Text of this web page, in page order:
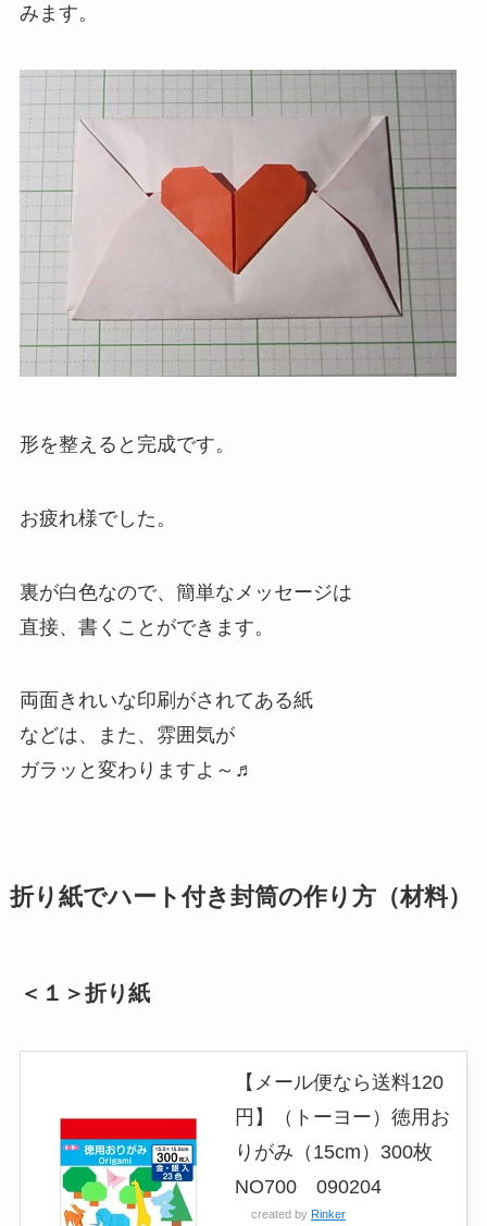
みます。
形を整えると完成です。
お疲れ様でした。
裏が白色なので、簡単なメッセージは
直接、書くことができます。
両面きれいな印刷がされてある紙
などは、また、雰囲気が
ガラッと変わりますよ～♬
折り紙でハート付き封筒の作り方（材料）
＜１＞折り紙
【メール便なら送料120
円】（トーヨー）徳用お
りがみ（15cm）300枚
NO700 090204
created by Rinker